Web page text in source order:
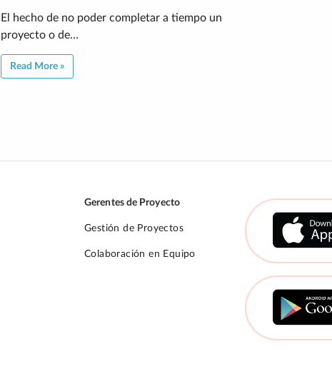
El hecho de no poder completar a tiempo un
proyecto o de…
Read More »
Gerentes de Proyecto
Gestión de Proyectos
Colaboración en Equipo